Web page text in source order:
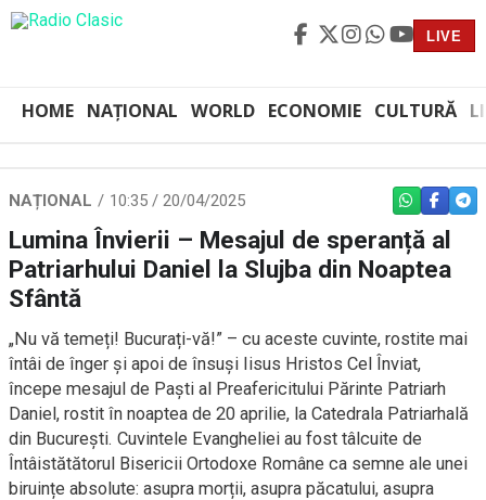
LIVE
HOME NAȚIONAL WORLD ECONOMIE CULTURĂ
NAȚIONAL 10:35 / 20/04/2025 WHATSAPP
Lumina Învierii – Mesajul de speranță al
Patriarhului Daniel la Slujba din Noaptea
Sfântă
„Nu vă temeți! Bucurați-vă!” – cu aceste cuvinte, rostite mai
întâi de înger și apoi de însuși Iisus Hristos Cel Înviat,
începe mesajul de Paști al Preafericitului Părinte Patriarh
Daniel, rostit în noaptea de 20 aprilie, la Catedrala Patriarhală
din București. Cuvintele Evangheliei au fost tâlcuite de
Întâistătătorul Bisericii Ortodoxe Române ca semne ale unei
biruințe absolute: asupra morții, asupra păcatului, asupra